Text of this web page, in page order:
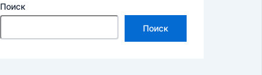
Поиск
Поиск